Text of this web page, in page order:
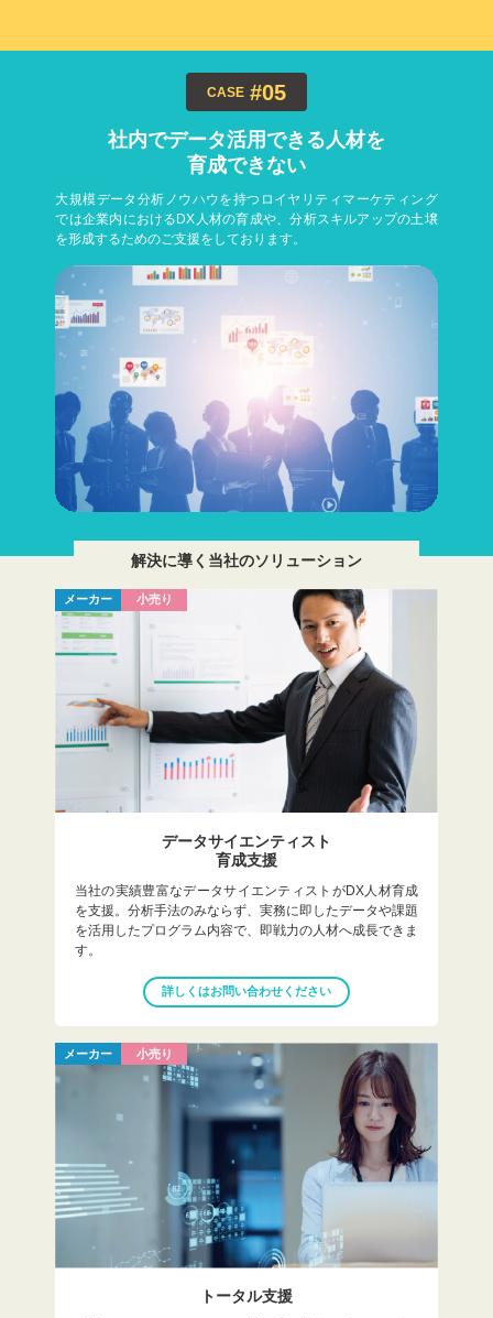
CASE #05
社内でデータ活用できる人材を
育成できない
大規模データ分析ノウハウを持つロイヤリティマーケティング
では企業内におけるDX人材の育成や、分析スキルアップの土壌
を形成するためのご支援をしております。
解決に導く当社のソリューション
メーカー 小売り
データサイエンティスト
育成支援
当社の実績豊富なデータサイエンティストがDX人材育成
を支援。分析手法のみならず、実務に即したデータや課題
を活用したプログラム内容で、即戦力の人材へ成長できま
す。
詳しくはお問い合わせください
メーカー 小売り
トータル支援